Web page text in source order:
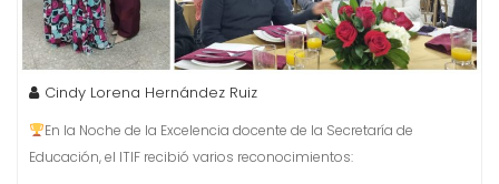
Cindy Lorena Hernández Ruiz
En la Noche de la Excelencia docente de la Secretaría de
Educación, el ITIF recibió varios reconocimientos: